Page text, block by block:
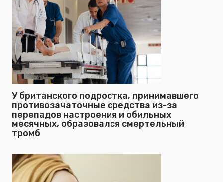
У британского подростка, принимавшего
противозачаточные средства из-за
перепадов настроения и обильных
месячных, образовался смертельный
тромб